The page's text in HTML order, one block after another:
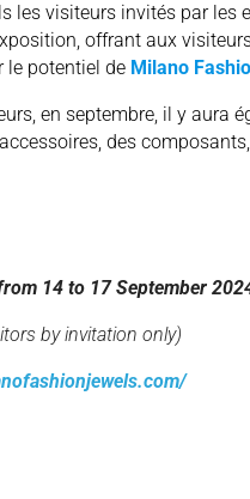
les visiteurs invités par
offrant aux
le potentiel de Milano
en septembre, il y aura
des
14 to 17 September
by invitation only)